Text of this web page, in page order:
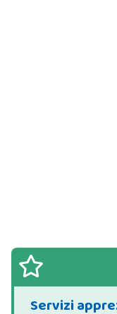
Servizi